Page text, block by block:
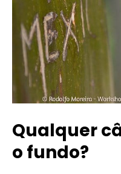
Qualquer
o fundo?